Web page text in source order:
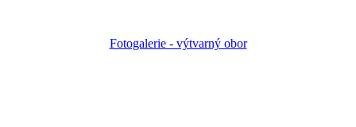
Fotogalerie - výtvarný obor